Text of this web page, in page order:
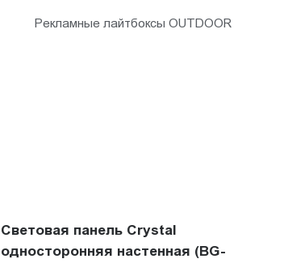
Рекламные лайтбоксы OUTDOOR
Световая панель Crystal
односторонняя настенная (BG-